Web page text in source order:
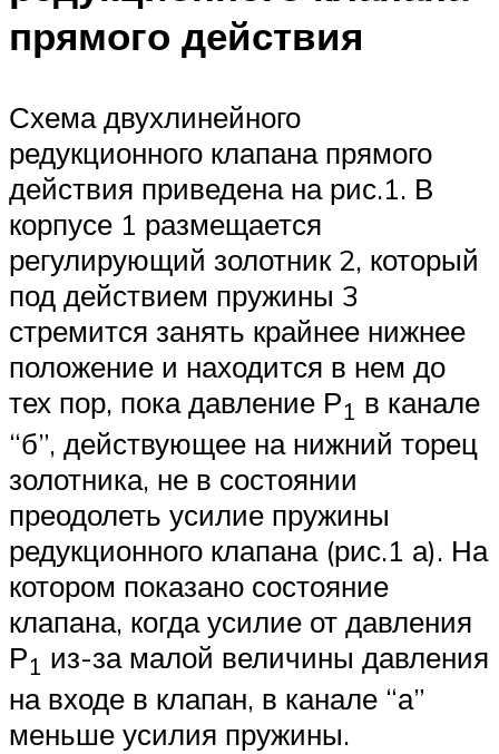
прямого действия
Схема двухлинейного
редукционного клапана прямого
действия приведена на рис.1. В
корпусе 1 размещается
регулирующий золотник 2, который
под действием пружины 3
стремится занять крайнее нижнее
положение и находится в нем до
тех пор, пока давление Р1 в канале
“б”, действующее на нижний торец
золотника, не в состоянии
преодолеть усилие пружины
редукционного клапана (рис.1 а). На
котором показано состояние
клапана, когда усилие от давления
Р1 из-за малой величины давления
на входе в клапан, в канале “а”
меньше усилия пружины.